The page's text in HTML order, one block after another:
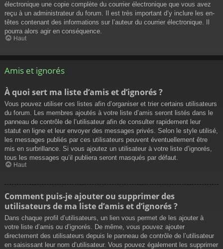
électronique une copie complète du courrier électronique que vous avez
reçu à un administrateur du forum. Il est très important d’y inclure les en-
têtes contenant des informations sur l’auteur du courrier électronique. Il
pourra alors agir en conséquence.
Haut
Amis et ignorés
À quoi sert ma liste d’amis et d’ignorés ?
Vous pouvez utiliser ces listes afin d’organiser et trier certains utilisateurs
du forum. Les membres ajoutés à votre liste d’amis seront listés dans le
panneau de contrôle de l’utilisateur afin de consulter rapidement leur
statut en ligne et leur envoyer des messages privés. Selon le style utilisé,
les messages publiés par ces utilisateurs peuvent éventuellement être
mis en surbrillance. Si vous ajoutez un utilisateur à votre liste d’ignorés,
tous les messages qu’il publiera seront masqués par défaut.
Haut
Comment puis-je ajouter ou supprimer des
utilisateurs de ma liste d’amis et d’ignorés ?
Dans chaque profil d’utilisateurs, un lien vous permet de les ajouter à
votre liste d’amis ou d’ignorés. De même, vous pouvez ajouter
directement des utilisateurs depuis le panneau de contrôle de l’utilisateur
en saisissant leur nom d’utilisateur. Vous pouvez également les supprimer